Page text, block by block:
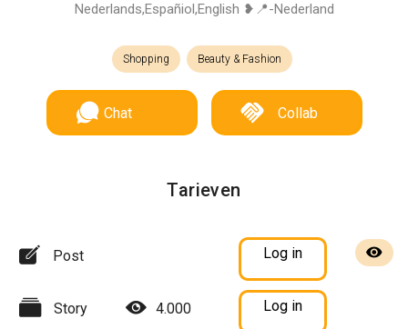
Nederlands,Españiol,English ❥📍-Nederland
Shopping Beauty & Fashion
Chat Collab
Tarieven
Post Log in
Story 4.000 Log in